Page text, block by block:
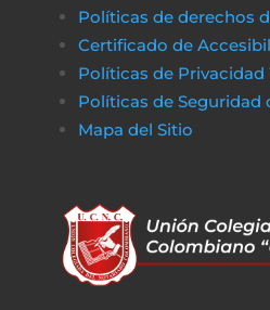
Políticas de derechos
Certificado de
Políticas de Privacidad
Políticas de Seguridad
Mapa del Sitio